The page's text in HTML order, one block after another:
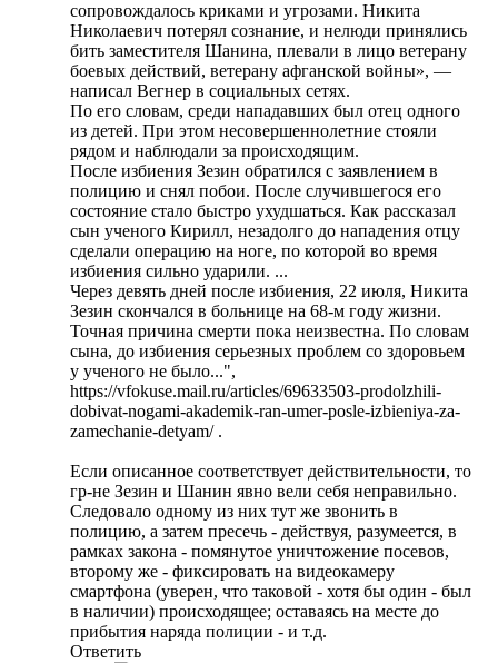
сопровождалось криками и угрозами. Никита
Николаевич потерял сознание, и нелюди принялись
бить заместителя Шанина, плевали в лицо ветерану
боевых действий, ветерану афганской войны», —
написал Вегнер в социальных сетях.
По его словам, среди нападавших был отец одного
из детей. При этом несовершеннолетние стояли
рядом и наблюдали за происходящим.
После избиения Зезин обратился с заявлением в
полицию и снял побои. После случившегося его
состояние стало быстро ухудшаться. Как рассказал
сын ученого Кирилл, незадолго до нападения отцу
сделали операцию на ноге, по которой во время
избиения сильно ударили. ...
Через девять дней после избиения, 22 июля, Никита
Зезин скончался в больнице на 68-м году жизни.
Точная причина смерти пока неизвестна. По словам
сына, до избиения серьезных проблем со здоровьем
у ученого не было...",
https://vfokuse.mail.ru/articles/69633503-prodolzhili-
dobivat-nogami-akademik-ran-umer-posle-izbieniya-za-
zamechanie-detyam/ .
Если описанное соответствует действительности, то
гр-не Зезин и Шанин явно вели себя неправильно.
Следовало одному из них тут же звонить в
полицию, а затем пресечь - действуя, разумеется, в
рамках закона - помянутое уничтожение посевов,
второму же - фиксировать на видеокамеру
смартфона (уверен, что таковой - хотя бы один - был
в наличии) происходящее; оставаясь на месте до
прибытия наряда полиции - и т.д.
Ответить